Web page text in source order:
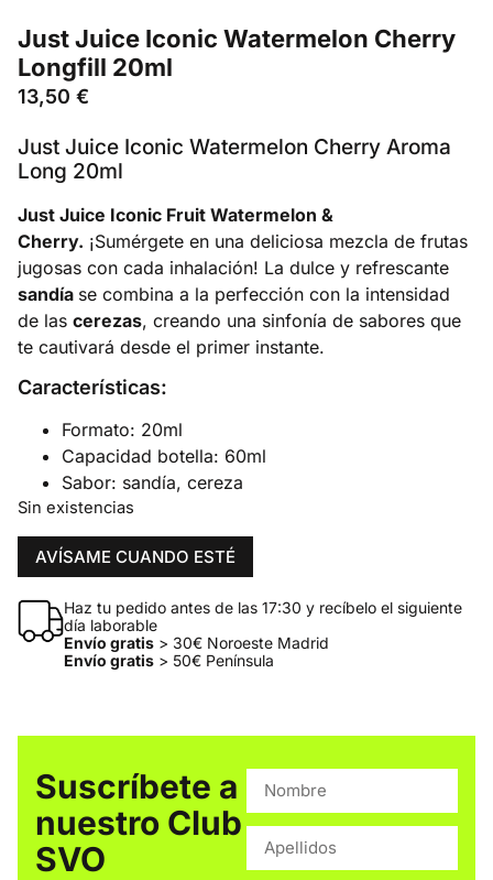
Just Juice Iconic Watermelon Cherry
Longfill 20ml
13,50 €
Just Juice Iconic Watermelon Cherry Aroma
Long 20ml
Just Juice Iconic Fruit Watermelon &
Cherry. ¡Sumérgete en una deliciosa mezcla de frutas
jugosas con cada inhalación! La dulce y refrescante
sandía se combina a la perfección con la intensidad
de las cerezas, creando una sinfonía de sabores que
te cautivará desde el primer instante.
Características:
Formato: 20ml
Capacidad botella: 60ml
Sabor: sandía, cereza
Sin existencias
AVÍSAME CUANDO ESTÉ
Haz tu pedido antes de las 17:30 y recíbelo el siguiente
día laborable
Envío gratis> 30€ Noroeste Madrid
Envío gratis> 50€ Península
Suscríbete a
nuestro Club
SVO